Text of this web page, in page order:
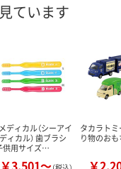
ています
ディカル（シーアイ
ィカル） 歯ブラシ
供用サイズ…
タカラト
り物のお